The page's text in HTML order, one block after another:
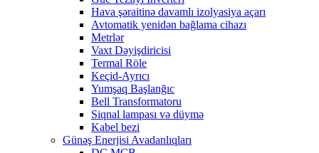
Hava şəraitinə davamlı izolyasiya açarı
Avtomatik yenidən bağlama cihazı
Metrlər
Vaxt Dəyişdiricisi
Termal Röle
Keçid-Ayrıcı
Yumşaq Başlanğıc
Bell Transformatoru
Siqnal lampası və düymə
Kabel bezi
Günəş Enerjisi Avadanlıqları